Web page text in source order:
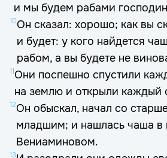
и мы будем рабами
10Он сказал: хорошо; как вы
и будет: у кого найдется
рабом, а вы будете не
11Они поспешно спустили
на землю и открыли каждый
12Он обыскал, начал со
младшим; и нашлась чаша в
Вениаминовом.
13